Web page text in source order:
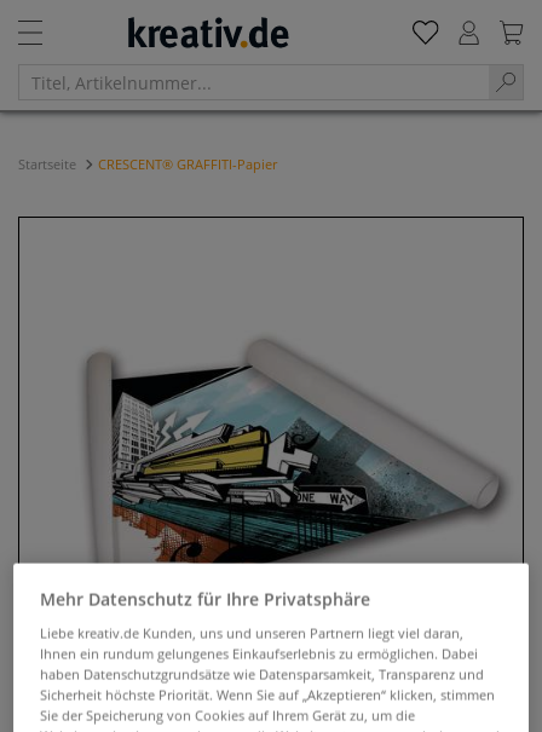
Startseite CRESCENT® GRAFFITI-Papier
Mehr Datenschutz für Ihre Privatsphäre
Liebe kreativ.de Kunden, uns und unseren Partnern liegt viel daran,
Ihnen ein rundum gelungenes Einkaufserlebnis zu ermöglichen. Dabei
haben Datenschutzgrundsätze wie Datensparsamkeit, Transparenz und
Sicherheit höchste Priorität. Wenn Sie auf „Akzeptieren“ klicken, stimmen
Sie der Speicherung von Cookies auf Ihrem Gerät zu, um die